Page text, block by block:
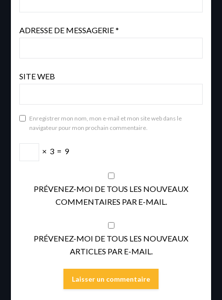
ADRESSE DE MESSAGERIE*
SITE WEB
Enregistrer mon nom, mon e-mail et mon site web dans le
navigateur pour mon prochain commentaire.
× 3 = 9
PRÉVENEZ-MOI DE TOUS LES NOUVEAUX
COMMENTAIRES PAR E-MAIL.
PRÉVENEZ-MOI DE TOUS LES NOUVEAUX
ARTICLES PAR E-MAIL.